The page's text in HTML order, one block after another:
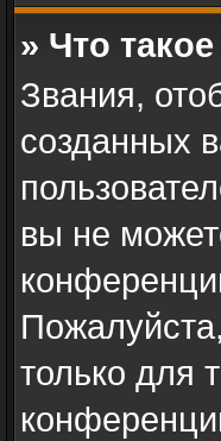
» Что
Звания,
созданных
вы не
только для